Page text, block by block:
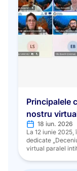
Principalele
nostru
18 iun. 2026
La 12 iunie
dedicate
virtual paralel